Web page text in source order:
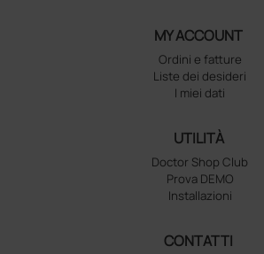
MY ACCOUNT
Ordini e fatture
Liste dei desideri
I miei dati
UTILITÀ
Doctor Shop Club
Prova DEMO
Installazioni
CONTATTI